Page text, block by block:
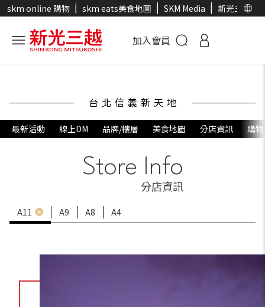
skm online 購物 skm eats美食地圖 SKM Media 新光三越官
加入會員
台北信義新天地
最新活動 線上DM 品牌/樓層 美食地圖 分店資訊 購
Store Info
分店資訊
A11 A9 A8 A4